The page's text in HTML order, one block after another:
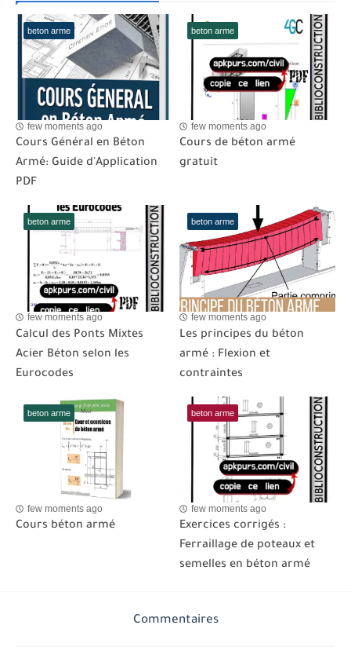
beton arme
few moments ago
Cours Général en Béton
Armé: Guide d'Application
PDF
beton arme
few moments ago
Cours de béton armé
gratuit
beton arme
few moments ago
Calcul des Ponts Mixtes
Acier Béton selon les
Eurocodes
beton arme
few moments ago
Les principes du béton
armé : Flexion et
contraintes
beton arme
few moments ago
Cours béton armé
beton arme
few moments ago
Exercices corrigés :
Ferraillage de poteaux et
semelles en béton armé
Commentaires